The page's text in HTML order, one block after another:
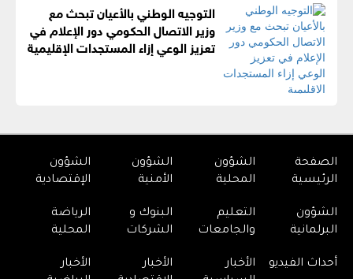
التوجيه الوطني بالأعيان تبحث مع
وزير الاتصال الحكومي دور الإعلام في
تعزيز الوعي إزاء المستجدات الإقليمية
الصفحة
الرئيسية
الشؤون
المحلية
الشؤون
الأمنية
الشؤون
الإقتصادية
الشؤون
البرلمانية
التعليم
والجامعات
البنوك و
الشركات
الرياضة
المحلية
أحداث الفيديو
الأخبار
الأخبار
الأخبار